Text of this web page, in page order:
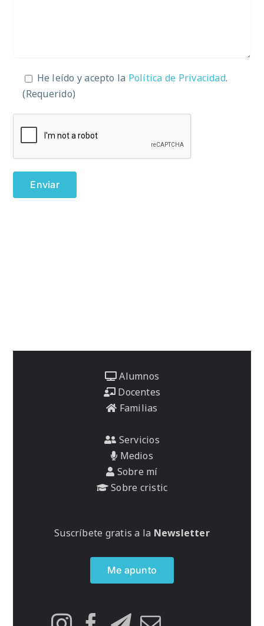
He leído y acepto la Política de Privacidad.
(Requerido)
Alumnos
Docentes
Familias
Servicios
Medios
Sobre mí
Sobre cristic
Suscríbete gratis a la Newsletter
Me apunto